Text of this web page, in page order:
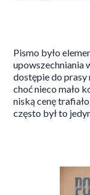
Pismo było
upowszechniania
dostępie do prasy
choć nieco mało
niską cenę
często był to